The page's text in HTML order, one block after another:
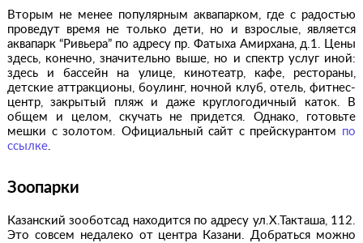
Вторым не менее популярным аквапарком, где с радостью
проведут время не только дети, но и взрослые, является
аквапарк “Ривьера” по адресу пр. Фатыха Амирхана, д.1. Цены
здесь, конечно, значительно выше, но и спектр услуг иной:
здесь и бассейн на улице, кинотеатр, кафе, рестораны,
детские аттракционы, боулинг, ночной клуб, отель, фитнес-
центр, закрытый пляж и даже круглогодичный каток. В
общем и целом, скучать не придется. Однако, готовьте
мешки с золотом. Официальный сайт с прейскурантом по
ссылке.
Зоопарки
Казанский зооботсад находится по адресу ул.Х.Такташа, 112.
Это совсем недалеко от центра Казани. Добраться можно